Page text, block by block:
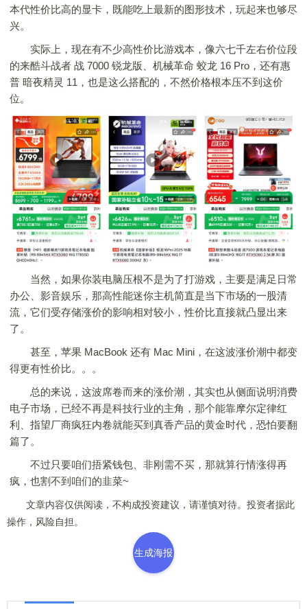
本代性价比高的显卡，既能吃上最新的图形技术，玩起来也够尽
兴。
实际上，现在有不少高性价比游戏本，像六七千左右价位段
的来酷斗战者 战 7000 锐龙版、机械革命 蛟龙 16 Pro，还有惠
普 暗夜精灵 11，也是这么搭配的，不然价格根本压不到这价
位。
当然，如果你装电脑压根不是为了打游戏，主要是满足日常
办公、影音娱乐，那高性能迷你主机简直是当下市场的一股清
流，它们受存储涨价的影响相对较小，性价比直接就凸显出来
了。
甚至，苹果 MacBook 还有 Mac Mini，在这波涨价潮中都变
得更有性价比。。。
总的来说，这波席卷而来的涨价潮，其实也从侧面说明消费
电子市场，已经不再是科技行业的主角，那个能靠摩尔定律红
利、指望厂商疯狂内卷就能买到真香产品的黄金时代，恐怕要翻
篇了。
不过只要咱们捂紧钱包、非刚需不买，那就算行情涨得再
疯，也割不到咱们的韭菜~
文章内容仅供阅读，不构成投资建议，请谨慎对待。投资者据此
操作，风险自担。
生成海报